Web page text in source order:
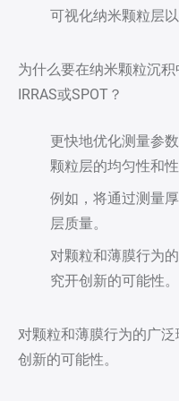
可视化纳米颗粒层
为什么要在纳米颗粒沉积
IRRAS或SPOT？
更快地优化测量参
颗粒层的均匀性和
例如，将通过测量
层质量。
对颗粒和薄膜行为
究开创新的可能性。
对颗粒和薄膜行为的广
创新的可能性。